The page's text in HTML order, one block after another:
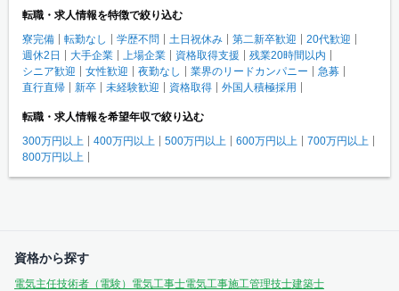
転職・求人情報を特徴で絞り込む
寮完備
転勤なし 学歴不問 土日祝休み 第二新卒歓迎
20代歓迎
週休2日
大手企業 上場企業 資格取得支援
残業20時間以内
シニア歓迎
女性歓迎 夜勤なし 業界のリードカンパニー
急募
直行直帰
新卒 未経験歓迎 資格取得 外国人積極採用
転職・求人情報を希望年収で絞り込む
300万円以上
400万円以上 500万円以上 600万円以上
700万円以上
800万円以上
資格から探す
電気主任技術者（電験） 電気工事士電気工事施工管理技士建築士